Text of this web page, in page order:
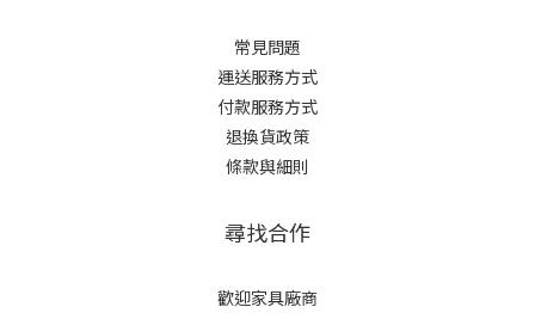
常見問題
運送服務方式
付款服務方式
退換貨政策
條款與細則
尋找合作
歡迎家具廠商